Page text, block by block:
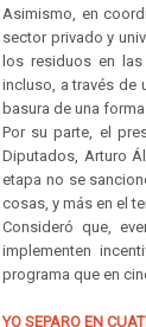
Asimismo, en
sector privado y
los residuos en
incluso, a través de
basura de una
Por su parte, el
Diputados, Arturo
etapa no se
cosas, y más en el
Consideró que,
implementen
programa que en
YO SEPARO EN